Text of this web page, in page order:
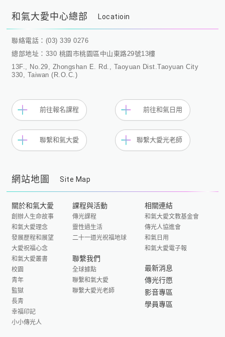
和氣大愛中心總部 Locatioin
聯絡電話：(03) 339 0276
總部地址：330 桃園市桃園區中山東路29號13樓
13F., No.29, Zhongshan E. Rd., Taoyuan Dist.Taoyuan City
330, Taiwan (R.O.C.)
前往報名課程 前往和氣日用
聯繫和氣大愛 聯繫大愛光老師
網站地圖 Site Map
關於和氣大愛
創辦人生命故事
和氣大愛理念
發展歷程和展望
大愛祝福心念
和氣大愛叢書
校園
青年
監獄
長青
幸福印記
小小傳光人
課程與活動
傳光課程
靈性過生活
二十一道光祝福地球
聯繫我們
全球據點
聯繫和氣大愛
聯繫大愛光老師
相關連結
和氣大愛文教基金會
傳光人協進會
和氣日用
和氣大愛電子報
最新消息
傳光行愿
影音專區
學員專區